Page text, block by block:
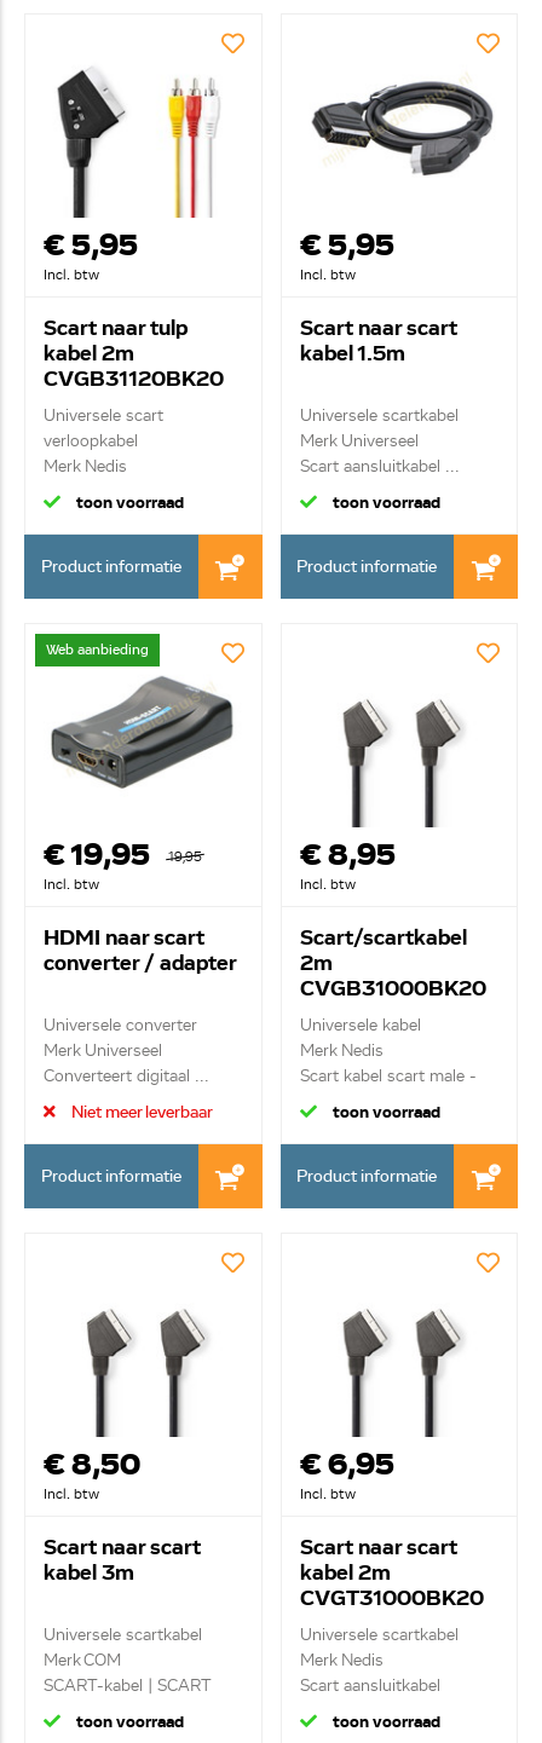
€ 5,95
Incl. btw
Scart naar tulp
kabel 2m
CVGB31120BK20
Universele scart
verloopkabel
Merk Nedis
Geschakelde Scart...
toon voorraad
Product informatie
€ 5,95
Incl. btw
Scart naar scart
kabel 1.5m
Universele scartkabel
Merk Universeel
Scart aansluitkabel ...
toon voorraad
Product informatie
Web aanbieding
€ 19,95
19,95
Incl. btw
HDMI naar scart
converter / adapter
Universele converter
Merk Universeel
Converteert digitaal ...
Niet meer leverbaar
Product informatie
€ 8,95
Incl. btw
Scart/scartkabel
2m
CVGB31000BK20
Universele kabel
Merk Nedis
Scart kabel scart male -
scart...
toon voorraad
Product informatie
€ 8,50
Incl. btw
Scart naar scart
kabel 3m
Universele scartkabel
Merk COM
SCART-kabel | SCART
male - ...
toon voorraad
€ 6,95
Incl. btw
Scart naar scart
kabel 2m
CVGT31000BK20
Universele scartkabel
Merk Nedis
Scart aansluitkabel
zwart...
toon voorraad